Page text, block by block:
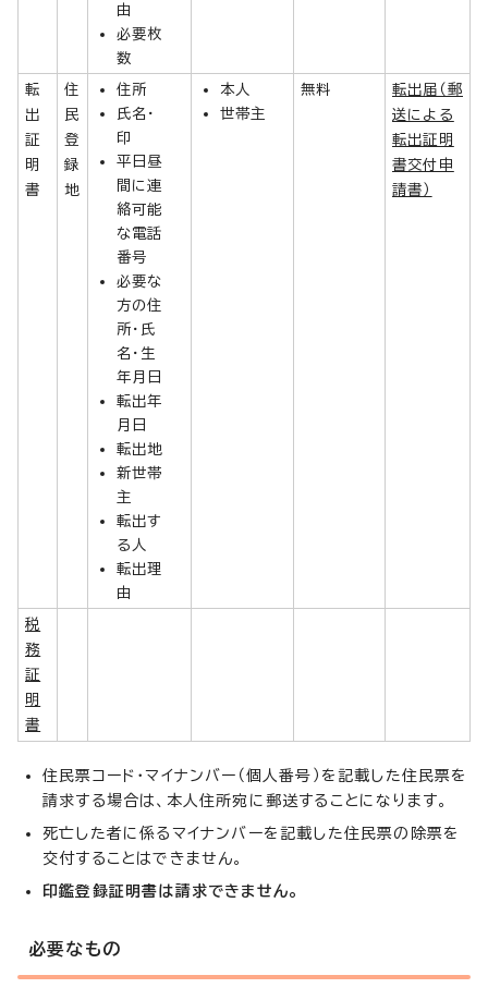
由
必要枚
数
転
出
証
明
書
住
民
登
録
地
住所
氏名・
印
平日昼
間に連
絡可能
な電話
番号
必要な
方の住
所・氏
名・生
年月日
転出年
月日
転出地
新世帯
主
転出す
る人
転出理
由
本人
世帯主
無料
転出届（郵
送による
転出証明
書交付申
請書）
税
務
証
明
書
住民票コード・マイナンバー（個人番号）を記載した住民票を
請求する場合は、本人住所宛に郵送することになります。
死亡した者に係るマイナンバーを記載した住民票の除票を
交付することはできません。
印鑑登録証明書は請求できません。
必要なもの